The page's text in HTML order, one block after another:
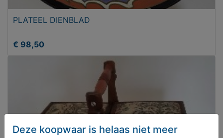
PLATEEL DIENBLAD
€ 98,50
Deze koopwaar is helaas niet meer